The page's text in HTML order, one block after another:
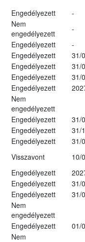
Engedélyezett
-
Nem
engedélyezett
-
Engedélyezett
-
Engedélyezett
31/
Engedélyezett
31/
Engedélyezett
31/
Engedélyezett
Nem
engedélyezett
Engedélyezett
31/
Engedélyezett
31/
Engedélyezett
31/
Visszavont
10/
Engedélyezett
Engedélyezett
31/
Engedélyezett
31/
Nem
engedélyezett
Engedélyezett
01/
Nem